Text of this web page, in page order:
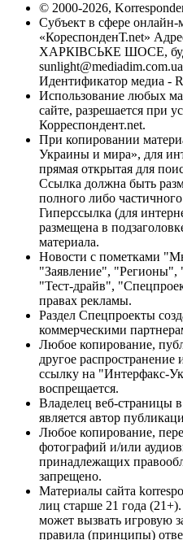
© 2000-2026,
Субъект в сфере
«КореспонденТ.net»
ХАРКІВСЬКЕ ШОСЕ,
sunlight@mediadim.com.ua
Идентификатор медиа -
Использование любых
сайте, разрешается при
Корреспондент.net.
При копировании
Украины и мира», для
прямая открытая для
Ссылка должна быть
полного либо
Гиперссылка (для
размещена в
материала.
Новости с пометками
"Заявление",
"Тест-драйв",
правах рекламы.
Раздел Спецпроекты
коммерческими
Любое копирование,
другое
ссылку на "Интерфакс-
воспрещается.
Владелец веб-страницы
является автор
Любое копирование,
фотографий и/или
принадлежащих
запрещено.
Материалы сайта
лиц старше 21 года
может вызвать игровую
правила (принципы)